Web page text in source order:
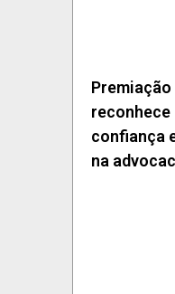
reconhece
confiança
na